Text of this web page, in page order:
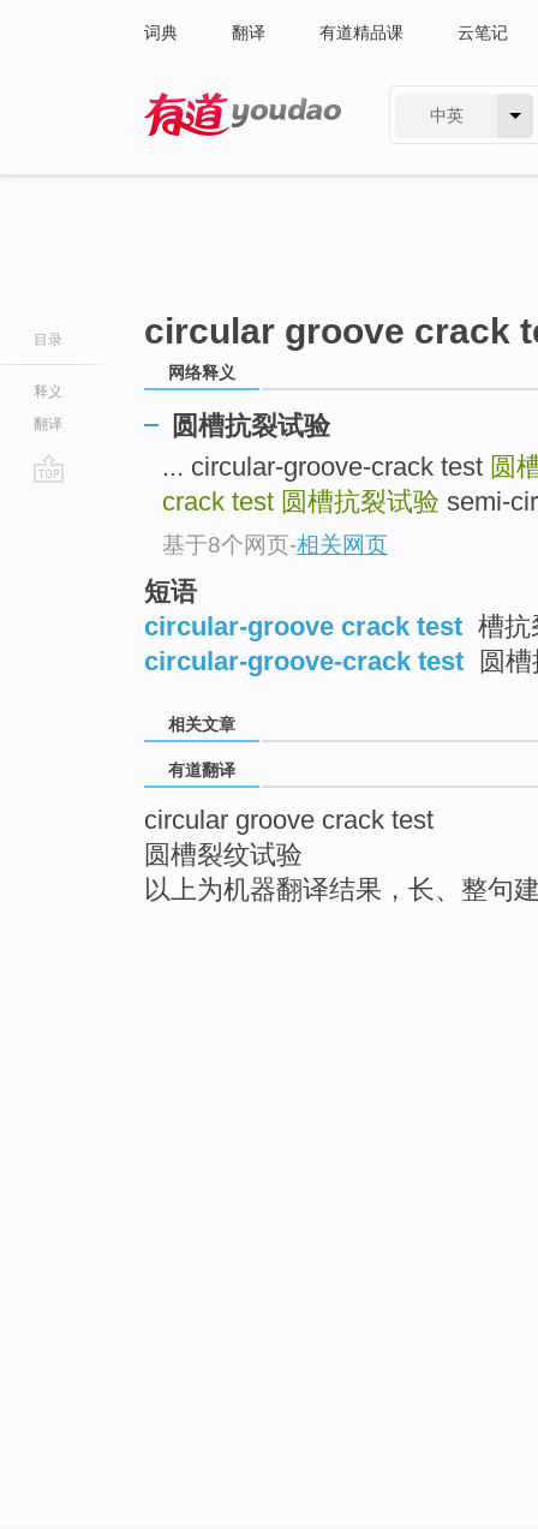
词典 翻译 有道精品课 云笔记
中英
目录
释义
翻译
circular groove crack
网络释义
圆槽抗裂试验
... circular-groove-crack test 圆
crack test 圆槽抗裂试验 semi-
基于8个网页-相关网页
短语
circular-groove crack test 槽抗
circular-groove-crack test
圆
相关文章
有道翻译
circular groove crack test
圆槽裂纹试验
以上为机器翻译结果，长、整句